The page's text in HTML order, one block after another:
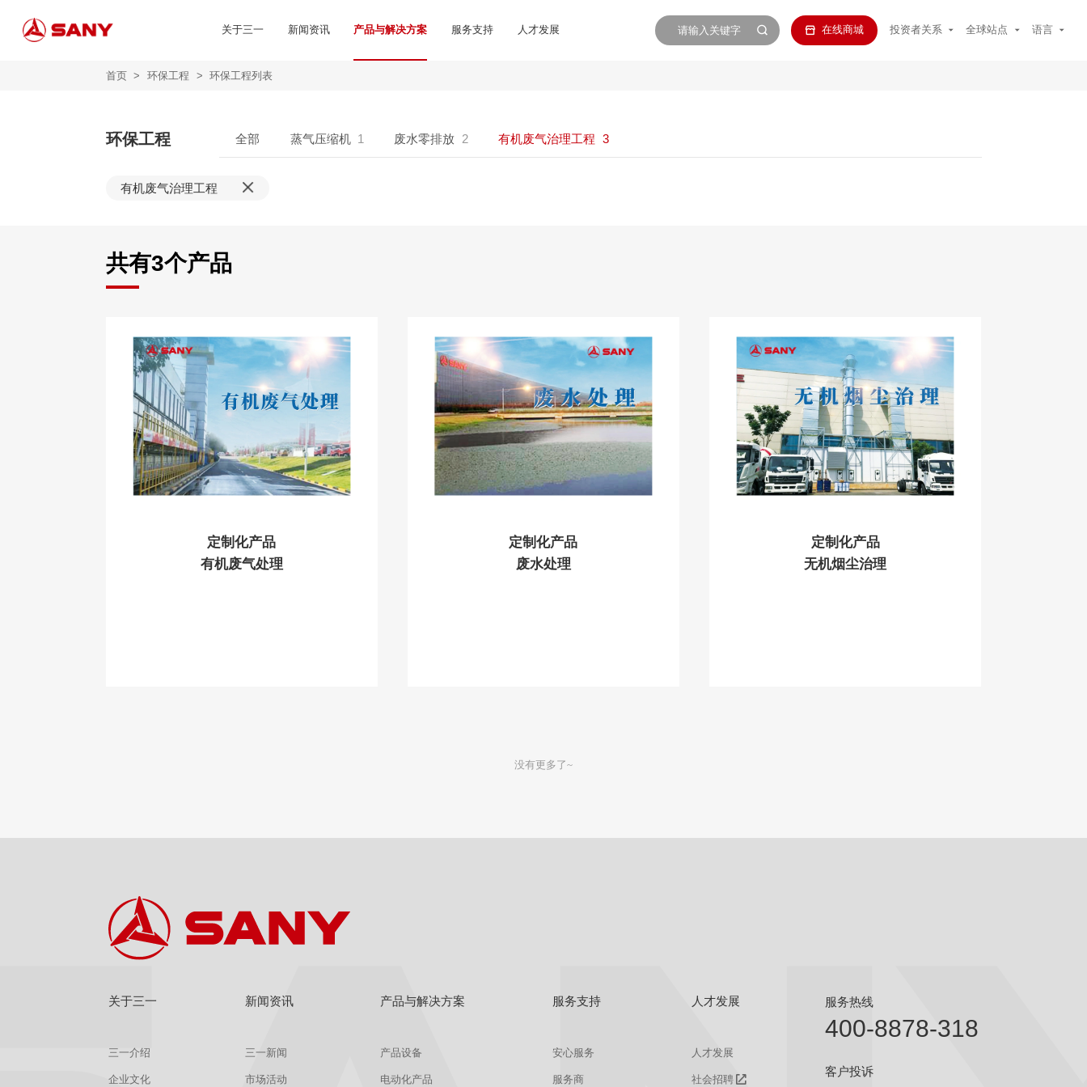
关于三一 新闻资讯 产品与解决方案 服务支持 人才发展 在线商城 投资者关系 全球站点 语言
首页 > 环保工程 > 环保工程列表
环保工程 全部 蒸气压缩机 1 废水零排放 2 有机废气治理工程 3
有机废气治理工程
共有3个产品
定制化产品
有机废气处理
定制化产品
废水处理
定制化产品
无机烟尘治理
没有更多了~
关于三一
三一介绍
企业文化
新闻资讯
三一新闻
市场活动
产品与解决方案
产品设备
电动化产品
服务支持
安心服务
服务商
人才发展
人才发展
社会招聘
服务热线
400-8878-318
客户投诉